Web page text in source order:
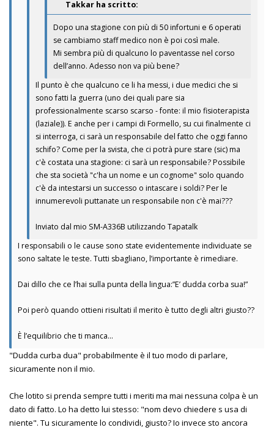
Takkar ha scritto:
Dopo una stagione con più di 50 infortuni e 6 operati
se cambiamo staff medico non è poi così male.
Mi sembra più di qualcuno lo paventasse nel corso
dell’anno. Adesso non va più bene?
Il punto è che qualcuno ce li ha messi, i due medici che si
sono fatti la guerra (uno dei quali pare sia
professionalmente scarso scarso - fonte: il mio fisioterapista
(laziale)). E anche per i campi di Formello, su cui finalmente ci
si interroga, ci sarà un responsabile del fatto che oggi fanno
schifo? Come per la svista, che ci potrà pure stare (sic) ma
c'è costata una stagione: ci sarà un responsabile? Possibile
che sta società "c'ha un nome e un cognome" solo quando
c'è da intestarsi un successo o intascare i soldi? Per le
innumerevoli puttanate un responsabile non c'è mai???
Inviato dal mio SM-A336B utilizzando Tapatalk
I responsabili o le cause sono state evidentemente individuate se
sono saltate le teste. Tutti sbagliano, l’importante è rimediare.
Dai dillo che ce l’hai sulla punta della lingua:”E’ dudda corba sua!”
Poi però quando ottieni risultati il merito è tutto degli altri giusto??
È l’equilibrio che ti manca…
"Dudda curba dua" probabilmente è il tuo modo di parlare,
sicuramente non il mio.
Che lotito si prenda sempre tutti i meriti ma mai nessuna colpa è un
dato di fatto. Lo ha detto lui stesso: "nom devo chiedere s usa di
niente". Tu sicuramente lo condividi, giusto? Io invece sto ancora